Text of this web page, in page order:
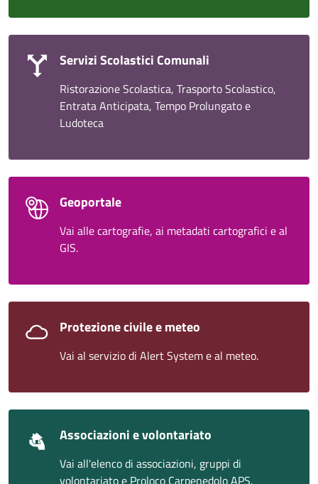
Servizi Scolastici Comunali
Ristorazione Scolastica, Trasporto Scolastico,
Entrata Anticipata, Tempo Prolungato e
Ludoteca
Geoportale
Vai alle cartografie, ai metadati cartografici e al
GIS.
Protezione civile e meteo
Vai al servizio di Alert System e al meteo.
Associazioni e volontariato
Vai all'elenco di associazioni, gruppi di